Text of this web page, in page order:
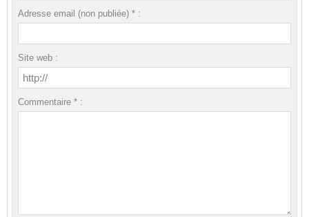
Adresse email (non publiée) * :
Site web :
Commentaire * :